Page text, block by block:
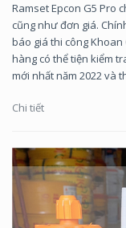
Ramset Epcon G5 Pro
cũng như đơn giá.
báo giá thi công
hàng có thể tiện kiểm
mới nhất năm 2022 và
Chi tiết